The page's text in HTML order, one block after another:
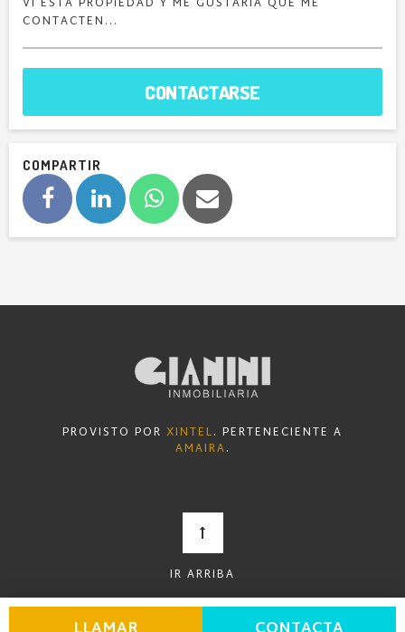
CONTACTARSE
COMPARTIR
PROVISTO POR XINTEL. PERTENECIENTE A
AMAIRA.
IR ARRIBA